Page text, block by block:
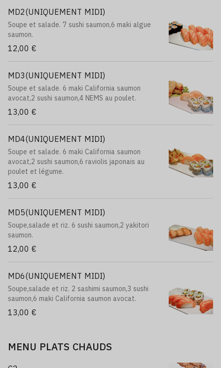
MD2(UNIQUEMENT MIDI)
Soupe et salade. 7 sushi saumon,6 maki algue
saumon.
12,00 €
MD3(UNIQUEMENT MIDI)
Soupe et salade. 6 maki California saumon
avocat,2 sushi saumon,4 NEMS au poulet.
13,00 €
MD4(UNIQUEMENT MIDI)
Soupe et salade. 6 maki California saumon
avocat,2 sushi saumon,6 raviolis japonais au
poulet et légume.
13,00 €
MD5(UNIQUEMENT MIDI)
Soupe,salade et riz. 6 sushi saumon,2 yakitori
saumon.
12,00 €
MD6(UNIQUEMENT MIDI)
Soupe,salade et riz. 2 sashimi saumon,3 sushi
saumon,6 maki California saumon avocat.
13,00 €
MENU PLATS CHAUDS